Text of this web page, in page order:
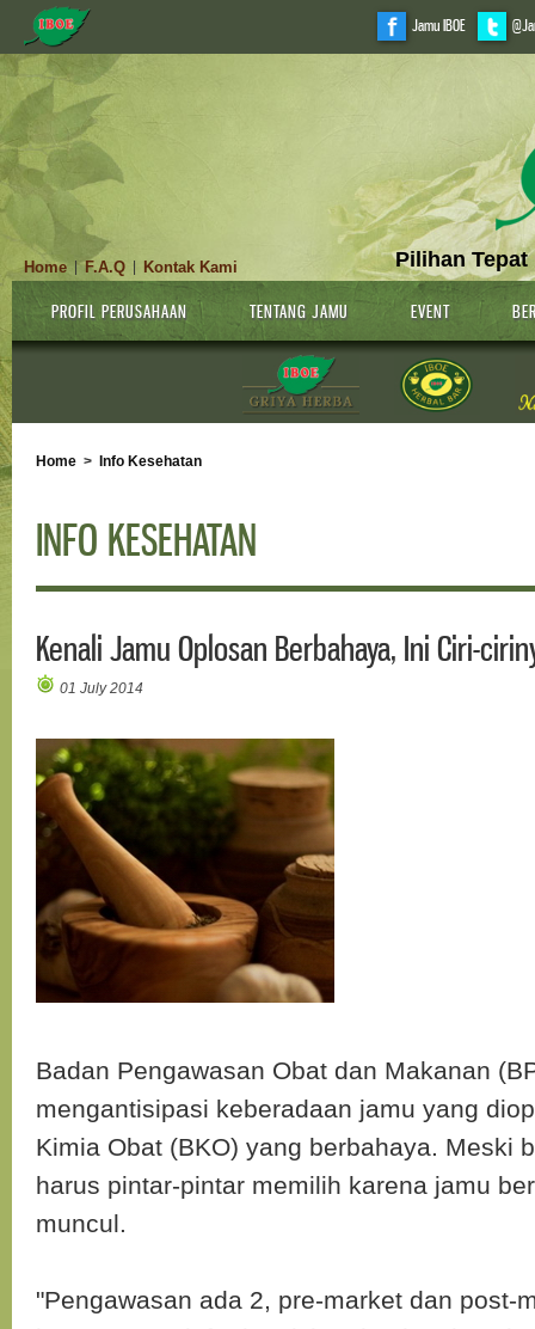
Jamu IBOE
Pilihan Tepat
Home |F.A.Q Kontak Kami
PROFIL PERUSAHAAN TENTANG JAMU EVENT
Home > Info Kesehatan
INFO KESEHATAN
Kenali Jamu Oplosan Berbahaya, Ini Ciri-
01 July 2014
Badan Pengawasan Obat dan Makanan
mengantisipasi keberadaan jamu yang
Kimia Obat (BKO) yang berbahaya. Meski
harus pintar-pintar memilih karena jamu
muncul.
"Pengawasan ada 2, pre-market dan post-